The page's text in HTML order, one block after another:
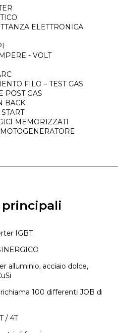
ELETTRONICA
- VOLT
FILO – TEST GAS
POST GAS
BACK
MEMORIZZATI
IGBT
alluminio, acciaio dolce,
100 differenti JOB di
/ 4T